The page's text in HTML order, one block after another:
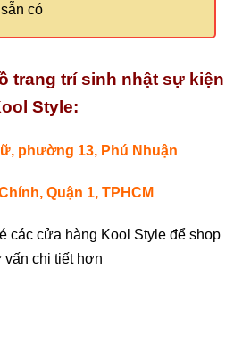
có
trang trí sinh nhật sự kiện
Style:
phường 13, Phú Nhuận
Quận 1, TPHCM
các cửa hàng Kool Style để shop
vấn chi tiết hơn